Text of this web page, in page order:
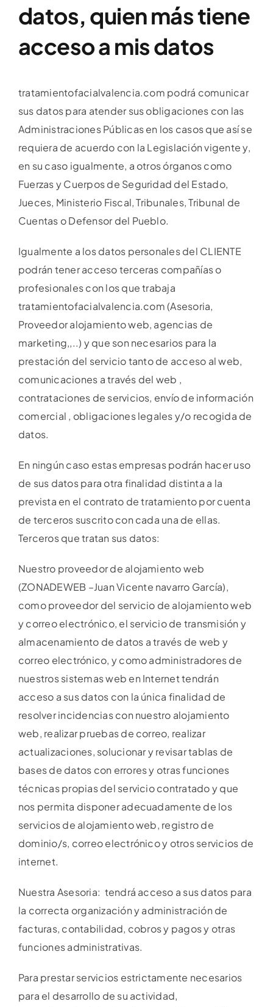
datos, quien más tiene
acceso a mis datos
tratamientofacialvalencia.com podrá comunicar
sus datos para atender sus obligaciones con las
Administraciones Públicas en los casos que así se
requiera de acuerdo con la Legislación vigente y,
en su caso igualmente, a otros órganos como
Fuerzas y Cuerpos de Seguridad del Estado,
Jueces, Ministerio Fiscal, Tribunales, Tribunal de
Cuentas o Defensor del Pueblo.
Igualmente a los datos personales del CLIENTE
podrán tener acceso terceras compañías o
profesionales con los que trabaja
tratamientofacialvalencia.com (Asesoria,
Proveedor alojamiento web, agencias de
marketing,,..) y que son necesarios para la
prestación del servicio tanto de acceso al web,
comunicaciones a través del web ,
contrataciones de servicios, envío de información
comercial , obligaciones legales y/o recogida de
datos.
En ningún caso estas empresas podrán hacer uso
de sus datos para otra finalidad distinta a la
prevista en el contrato de tratamiento por cuenta
de terceros suscrito con cada una de ellas.
Terceros que tratan sus datos:
Nuestro proveedor de alojamiento web
(ZONADEWEB –Juan Vicente navarro García),
como proveedor del servicio de alojamiento web
y correo electrónico, el servicio de transmisión y
almacenamiento de datos a través de web y
correo electrónico, y como administradores de
nuestros sistemas web en Internet tendrán
acceso a sus datos con la única finalidad de
resolver incidencias con nuestro alojamiento
web, realizar pruebas de correo, realizar
actualizaciones, solucionar y revisar tablas de
bases de datos con errores y otras funciones
técnicas propias del servicio contratado y que
nos permita disponer adecuadamente de los
servicios de alojamiento web, registro de
dominio/s, correo electrónico y otros servicios de
internet.
Nuestra Asesoria: tendrá acceso a sus datos para
la correcta organización y administración de
facturas, contabilidad, cobros y pagos y otras
funciones administrativas.
Para prestar servicios estrictamente necesarios
para el desarrollo de su actividad,